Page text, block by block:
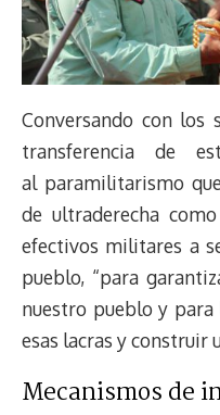
Conversando con los
transferencia de
al paramilitarismo
de ultraderecha como
efectivos militares a
pueblo, “para
nuestro pueblo y
esas lacras y construir
Mecanismos de